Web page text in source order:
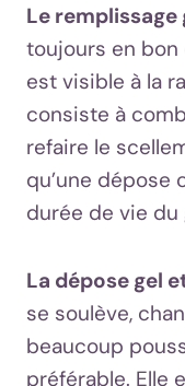
Le remplissage
toujours en bon
est visible à la
consiste à
refaire le
qu’une dépose
durée de vie du
La dépose gel
se soulève,
beaucoup
préférable. Elle